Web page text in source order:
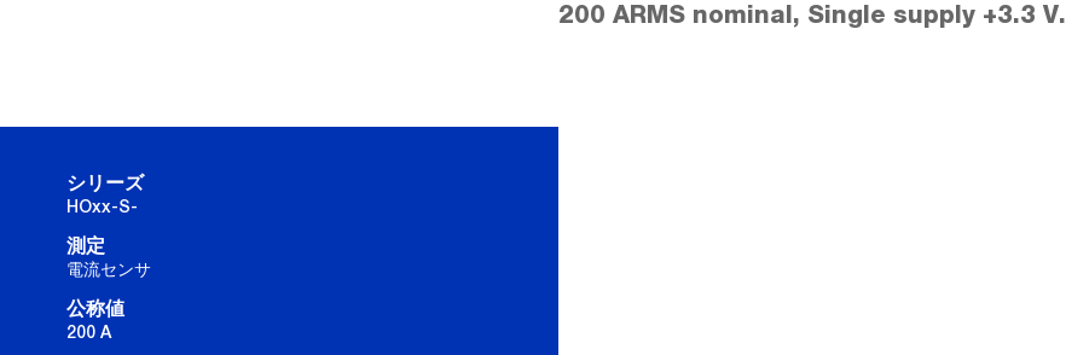
200 ARMS nominal, Single supply +3.3 V.
シリーズ
HOxx-S-
測定
電流センサ
公称値
200 A